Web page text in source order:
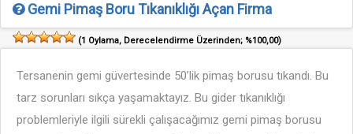
Gemi Pimaş Boru Tıkanıklığı Açan Firma
(1 Oylama, Derecelendirme Üzerinden; %100,00)
Tersanenin gemi güvertesinde 50’lik pimaş borusu tıkandı. Bu
tarz sorunları sıkça yaşamaktayız. Bu gider tıkanıklığı
problemleriyle ilgili sürekli çalışacağımız gemi pimaş borusu